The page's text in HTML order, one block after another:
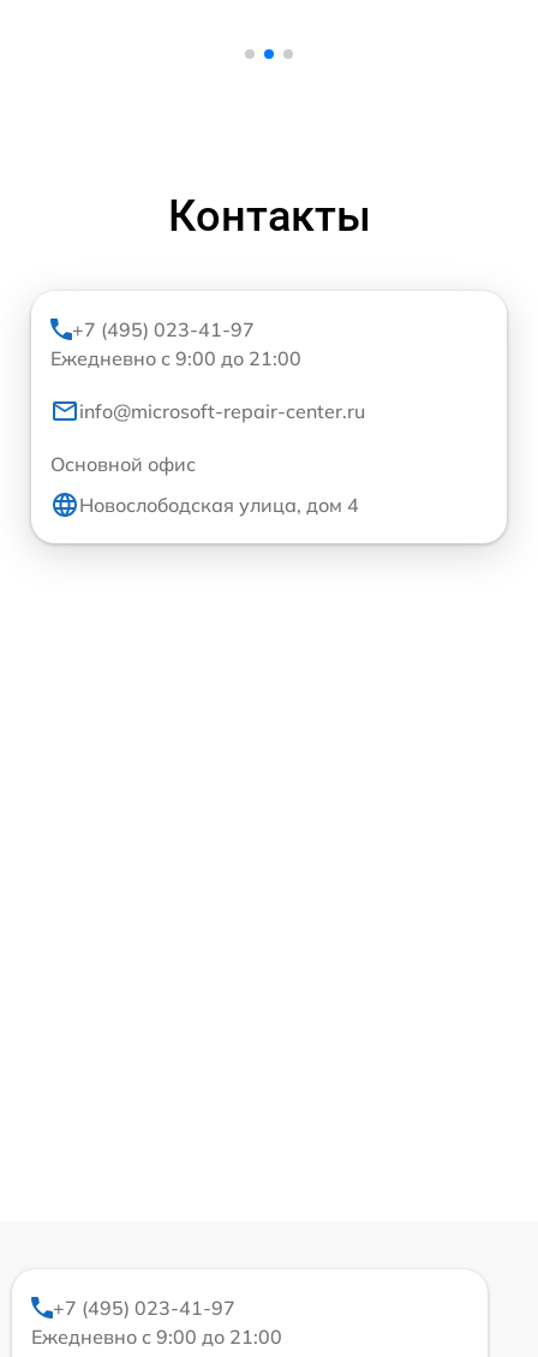
Контакты
+7 (495) 023-41-97
Ежедневно с 9:00 до 21:00
info@microsoft-repair-center.ru
Основной офис
Новослободская улица, дом 4
+7 (495) 023-41-97
Ежедневно с 9:00 до 21:00